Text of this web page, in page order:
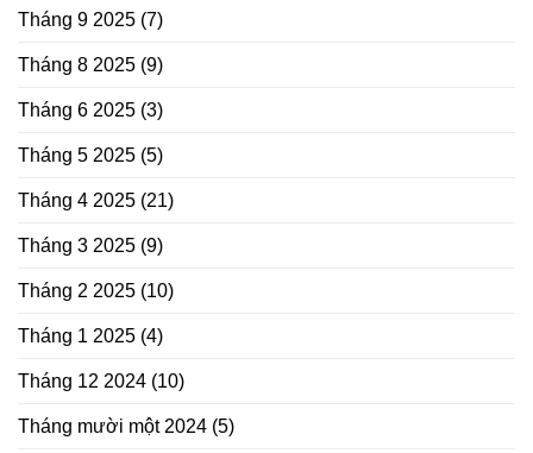
Tháng 9 2025 (7)
Tháng 8 2025 (9)
Tháng 6 2025 (3)
Tháng 5 2025 (5)
Tháng 4 2025 (21)
Tháng 3 2025 (9)
Tháng 2 2025 (10)
Tháng 1 2025 (4)
Tháng 12 2024 (10)
Tháng mười một 2024 (5)